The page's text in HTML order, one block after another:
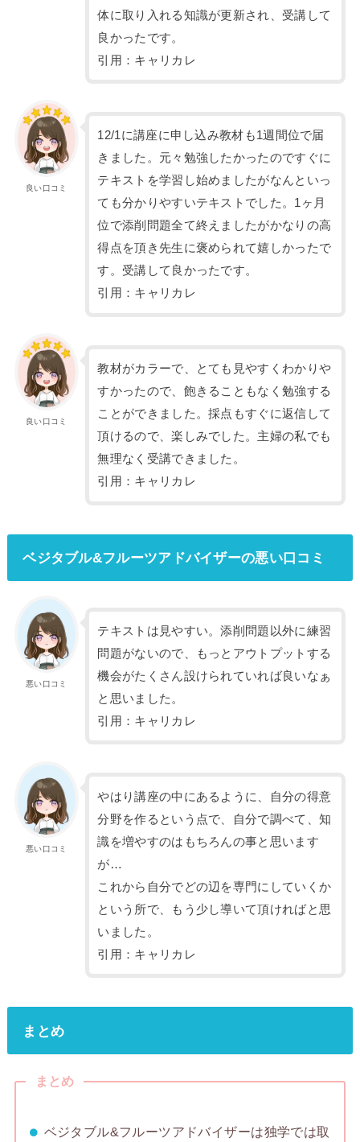
体に取り入れる知識が更新され、受講して
良かったです。
引用：キャリカレ
良い口コミ
12/1に講座に申し込み教材も1週間位で届
きました。元々勉強したかったのですぐに
テキストを学習し始めましたがなんといっ
ても分かりやすいテキストでした。1ヶ月
位で添削問題全て終えましたがかなりの高
得点を頂き先生に褒められて嬉しかったで
す。受講して良かったです。
引用：キャリカレ
良い口コミ
教材がカラーで、とても見やすくわかりや
すかったので、飽きることもなく勉強する
ことができました。採点もすぐに返信して
頂けるので、楽しみでした。主婦の私でも
無理なく受講できました。
引用：キャリカレ
ベジタブル&フルーツアドバイザーの悪い口コミ
悪い口コミ
テキストは見やすい。添削問題以外に練習
問題がないので、もっとアウトプットする
機会がたくさん設けられていれば良いなぁ
と思いました。
引用：キャリカレ
悪い口コミ
やはり講座の中にあるように、自分の得意
分野を作るという点で、自分で調べて、知
識を増やすのはもちろんの事と思います
が…
これから自分でどの辺を専門にしていくか
という所で、もう少し導いて頂ければと思
いました。
引用：キャリカレ
まとめ
まとめ
ベジタブル&フルーツアドバイザーは独学では取